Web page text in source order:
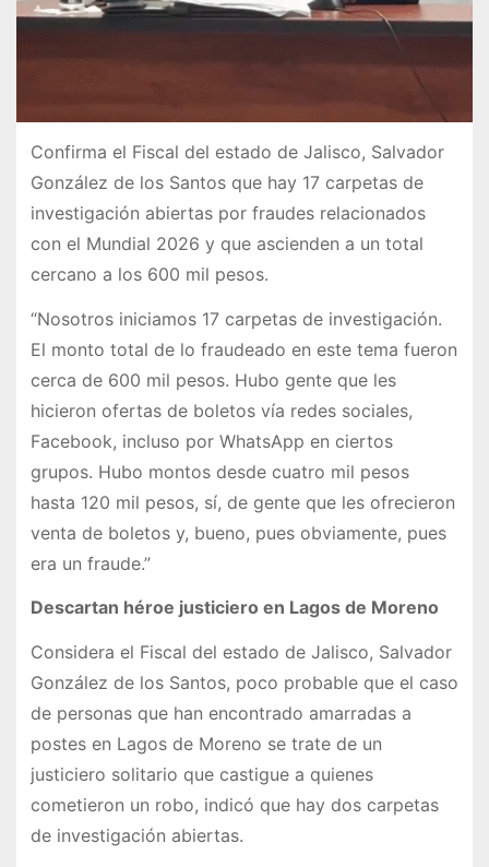
Confirma el Fiscal del estado de Jalisco, Salvador
González de los Santos que hay 17 carpetas de
investigación abiertas por fraudes relacionados
con el Mundial 2026 y que ascienden a un total
cercano a los 600 mil pesos.
“Nosotros iniciamos 17 carpetas de investigación.
El monto total de lo fraudeado en este tema fueron
cerca de 600 mil pesos. Hubo gente que les
hicieron ofertas de boletos vía redes sociales,
Facebook, incluso por WhatsApp en ciertos
grupos. Hubo montos desde cuatro mil pesos
hasta 120 mil pesos, sí, de gente que les ofrecieron
venta de boletos y, bueno, pues obviamente, pues
era un fraude.”
Descartan héroe justiciero en Lagos de Moreno
Considera el Fiscal del estado de Jalisco, Salvador
González de los Santos, poco probable que el caso
de personas que han encontrado amarradas a
postes en Lagos de Moreno se trate de un
justiciero solitario que castigue a quienes
cometieron un robo, indicó que hay dos carpetas
de investigación abiertas.